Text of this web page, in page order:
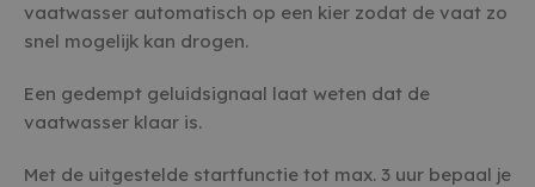
vaatwasser automatisch op een kier zodat de vaat zo
snel mogelijk kan drogen.
Een gedempt geluidsignaal laat weten dat de
vaatwasser klaar is.
Met de uitgestelde startfunctie tot max. 3 uur bepaal je